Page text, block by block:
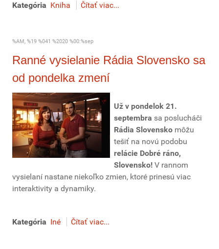
Kategória Kniha Čítať viac...
%AM, %19 %041 %2020 %00:%sep
Ranné vysielanie Rádia Slovensko sa
od pondelka zmení
Už v pondelok 21.
septembra sa poslucháči
Rádia Slovensko môžu
tešiť na novú podobu
relácie Dobré ráno,
Slovensko! V rannom
vysielaní nastane niekoľko zmien, ktoré prinesú viac
interaktivity a dynamiky.
Kategória Iné Čítať viac...